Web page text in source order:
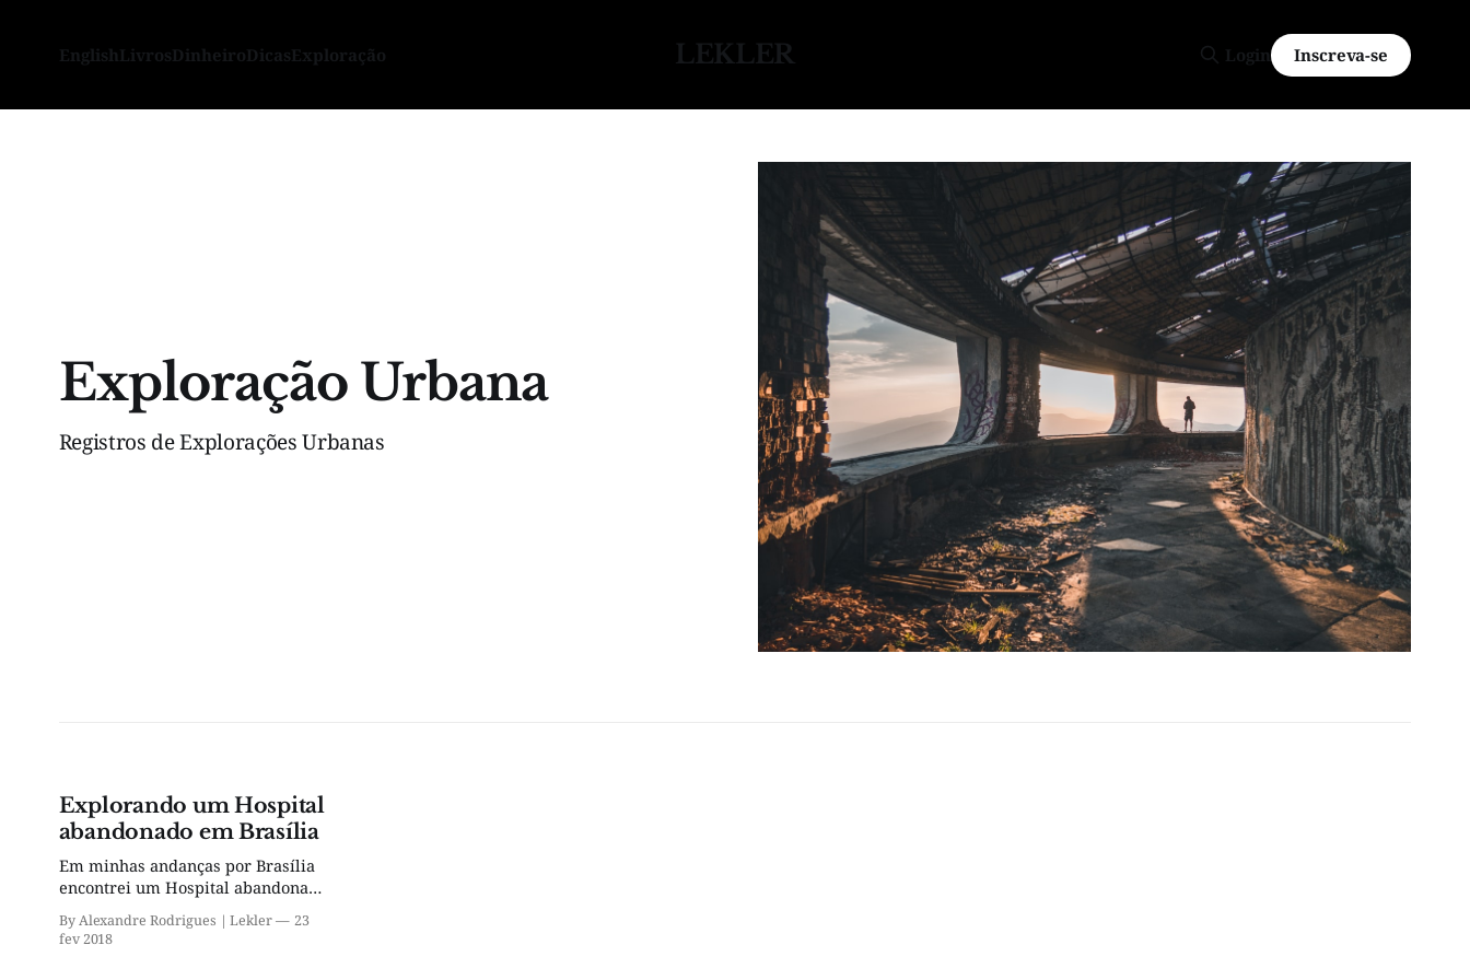
LEKLER
EnglishLivrosDinheiroDicasExploração Login Inscreva-se
Exploração Urbana
Registros de Explorações Urbanas
Explorando um Hospital
abandonado em Brasília
Em minhas andanças por Brasília
encontrei um Hospital abandonado
By Alexandre Rodrigues | Lekler
23
fev 2018